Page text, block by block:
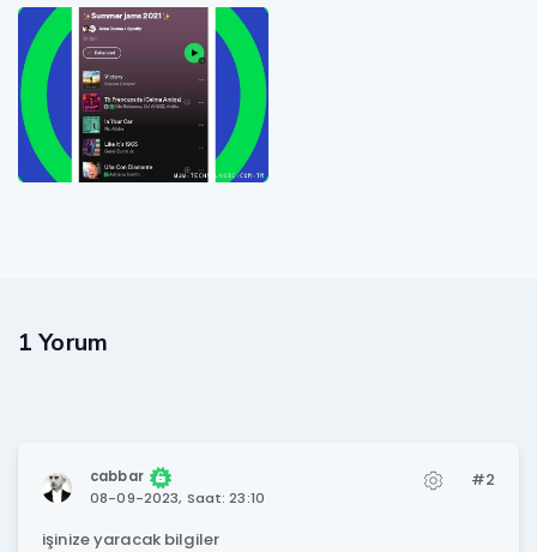
1 Yorum
cabbar
08-09-2023, Saat: 23:10
#2
işinize yaracak bilgiler